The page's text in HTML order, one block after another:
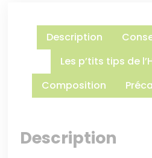
Description
Les p’tits tips de
Composition
Description